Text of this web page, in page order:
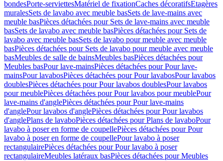
bondesPorte-serviettesMatériel de fixationCaches décoratifsEtagères
muralesSets de lavabo avec meuble basSets de lave-mains avec
meuble basPièces détachées pour Sets de lave-mains avec meuble
basSets de lavabo avec meuble basPièces détachées pour Sets de
lavabo avec meuble basSets de lavabo pour meuble avec meuble
basPièces détachées pour Sets de lavabo pour meuble avec meuble
basMeubles de salle de bainsMeubles basPièces détachées pour
Meubles basPour lave-mainsPièces détachées pour Pour lave-
mainsPour lavabosPièces détachées pour Pour lavabosPour lavabos
doublesPièces détachées pour Pour lavabos doublesPour lavabos
pour meublePièces détachées pour Pour lavabos pour meublePour
lave-mains d'anglePièces détachées pour Pour lave-mains
d'anglePour lavabos d'anglePièces détachées pour Pour lavabos
d'anglePlans de lavaboPièces détachées pour Plans de lavaboPour
lavabo à poser en forme de coupellePièces détachées pour Pour
lavabo à poser en forme de coupellePour lavabo à poser
rectangulairePièces détachées pour Pour lavabo à poser
rectangulaireMeubles latéraux basPièces détachées pour Meubles